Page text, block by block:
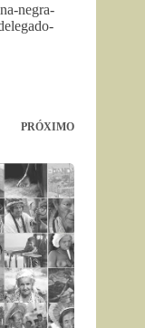
negra-
PRÓXIMO